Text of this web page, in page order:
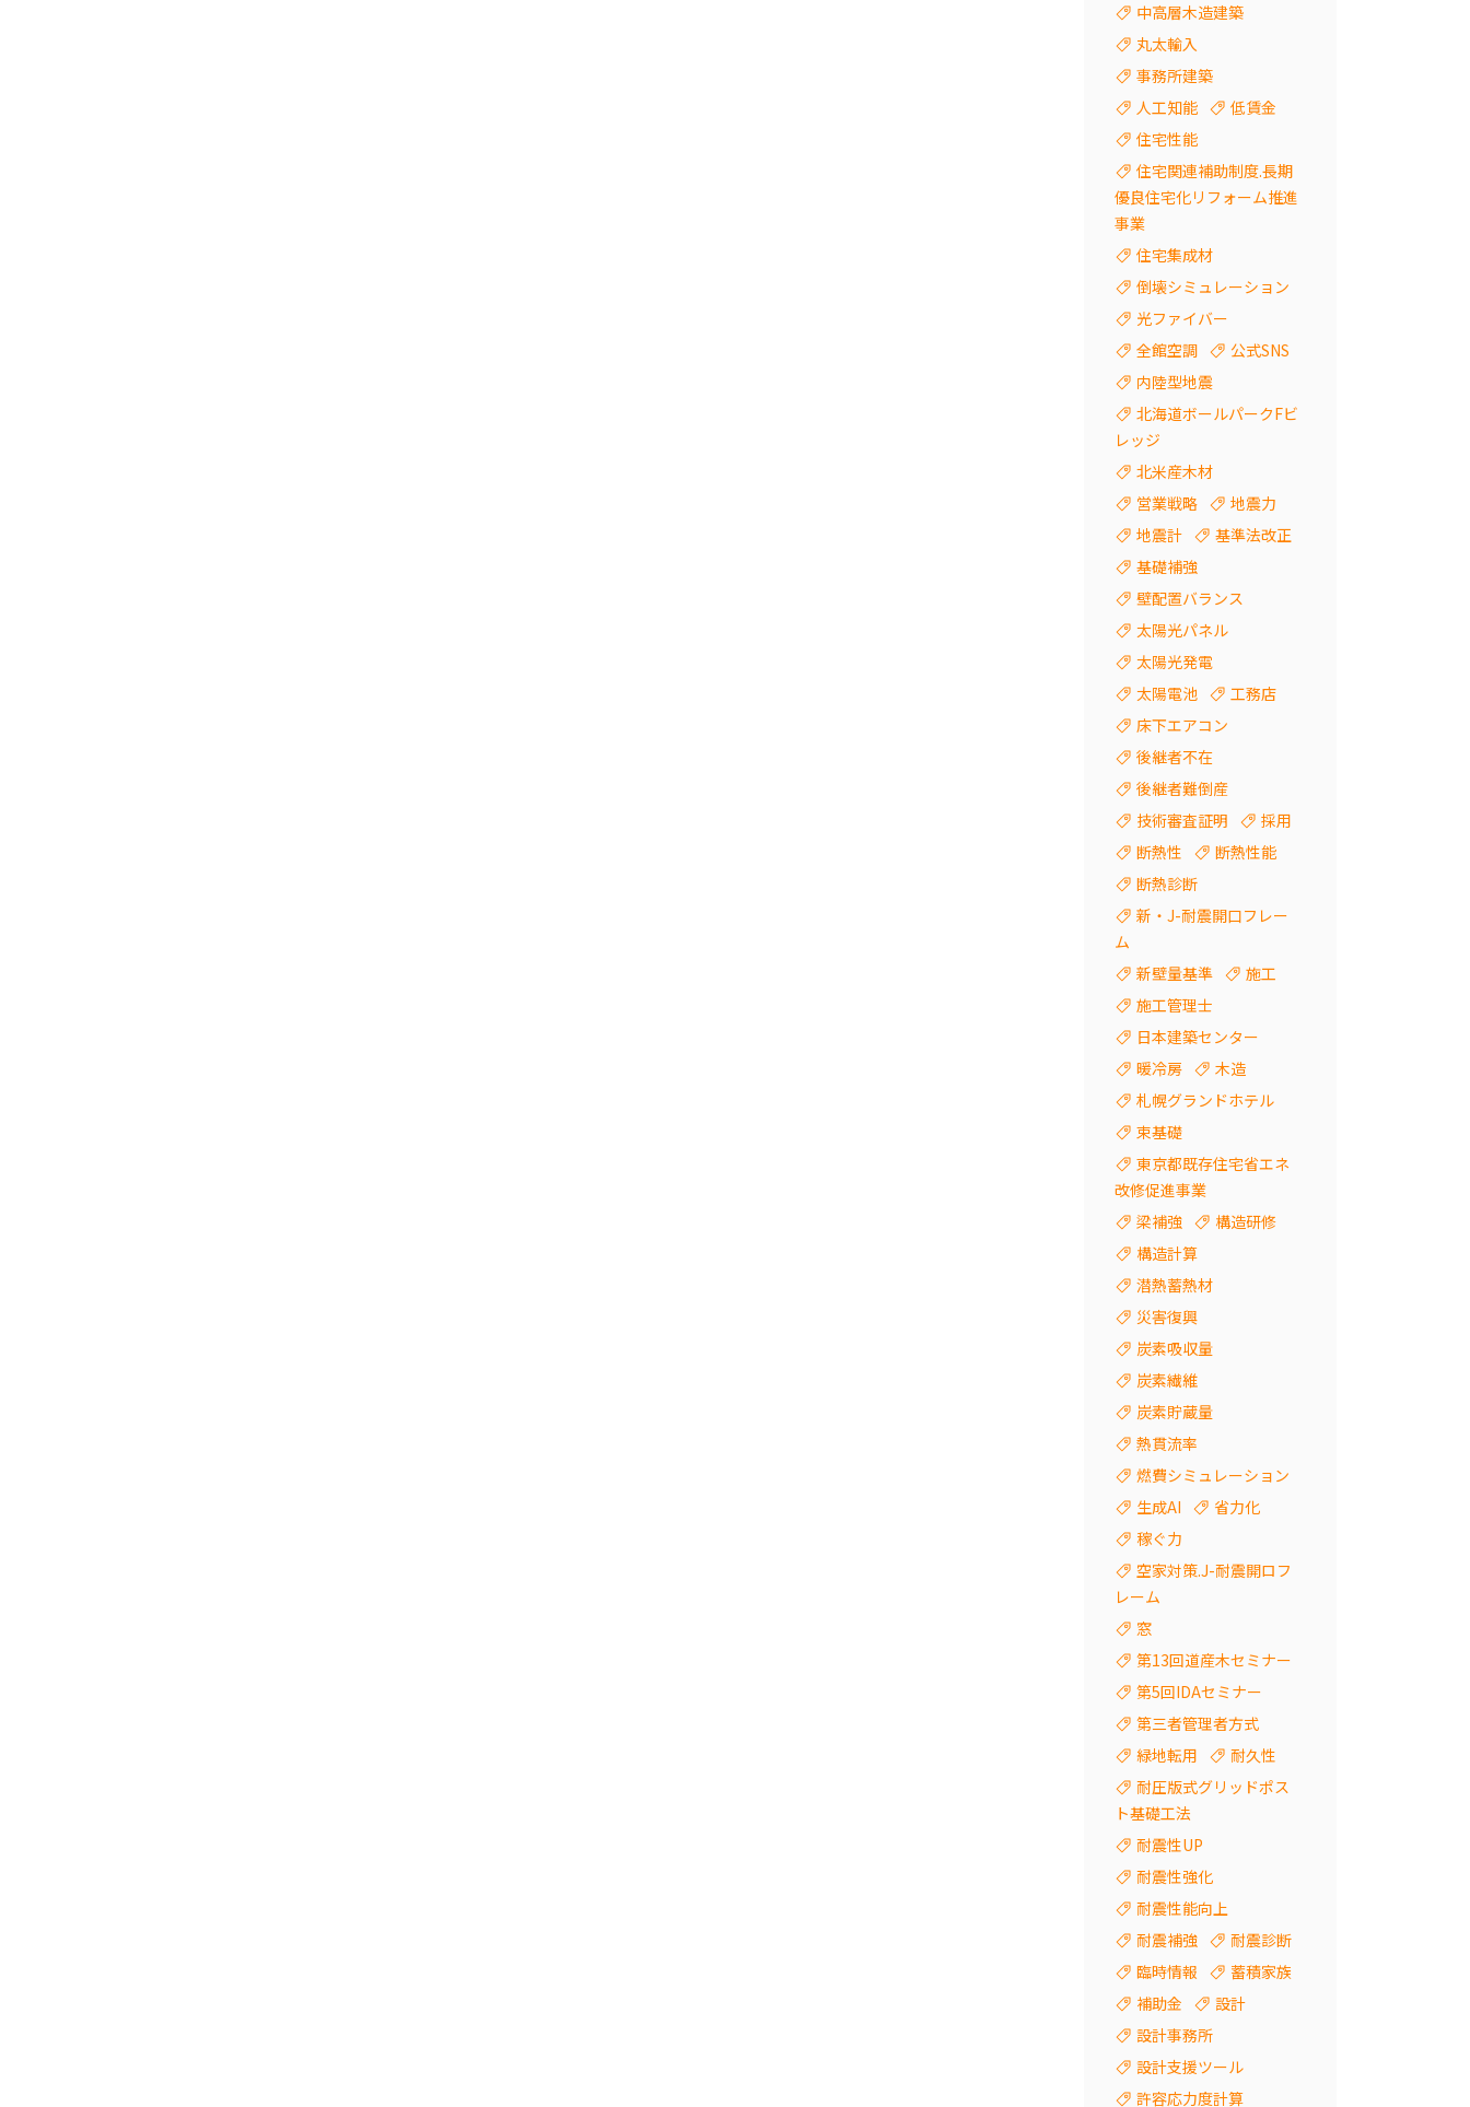
中高層木造建築
丸太輸入
事務所建築
人工知能
低賃金
住宅性能
住宅関連補助制度.長期
優良住宅化リフォーム推進
事業
住宅集成材
倒壊シミュレーション
光ファイバー
全館空調
公式SNS
内陸型地震
北海道ボールパークFビ
レッジ
北米産木材
営業戦略
地震力
地震計
基準法改正
基礎補強
壁配置バランス
太陽光パネル
太陽光発電
太陽電池
工務店
床下エアコン
後継者不在
後継者難倒産
技術審査証明
採用
断熱性
断熱性能
断熱診断
新・J-耐震開口フレー
ム
新壁量基準
施工
施工管理士
日本建築センター
暖冷房
木造
札幌グランドホテル
束基礎
東京都既存住宅省エネ
改修促進事業
梁補強
構造研修
構造計算
潜熱蓄熱材
災害復興
炭素吸収量
炭素繊維
炭素貯蔵量
熱貫流率
燃費シミュレーション
生成AI
省力化
稼ぐ力
空家対策.J-耐震開ロフ
レーム
窓
第13回道産木セミナー
第5回IDAセミナー
第三者管理者方式
緑地転用
耐久性
耐圧版式グリッドポス
ト基礎工法
耐震性UP
耐震性強化
耐震性能向上
耐震補強
耐震診断
臨時情報
蓄積家族
補助金
設計
設計事務所
設計支援ツール
許容応力度計算